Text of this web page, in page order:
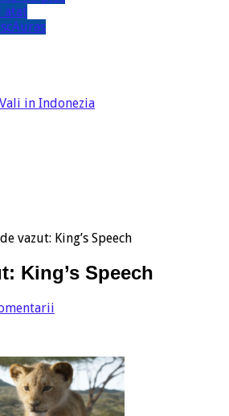
atat
in Indonezia
vazut: King’s Speech
King’s Speech